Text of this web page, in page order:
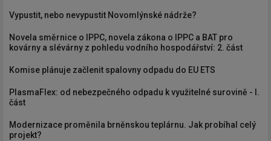
Vypustit, nebo nevypustit Novomlýnské nádrže?
Novela směrnice o IPPC, novela zákona o IPPC a BAT pro
kovárny a slévárny z pohledu vodního hospodářství: 2. část
Komise plánuje začlenit spalovny odpadu do EU ETS
PlasmaFlex: od nebezpečného odpadu k využitelné surovině - I.
část
Modernizace proměnila brněnskou teplárnu. Jak probíhal celý
projekt?